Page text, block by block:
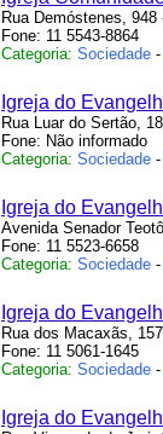
Rua Demóstenes,
Fone: 11 5543-8864
Categoria: Sociedade -
Igreja do
Rua Luar do Sertão,
Fone: Não informado
Categoria: Sociedade -
Igreja do
Avenida Senador
Fone: 11 5523-6658
Categoria: Sociedade -
Igreja do
Rua dos Macaxãs,
Fone: 11 5061-1645
Categoria: Sociedade -
Igreja do